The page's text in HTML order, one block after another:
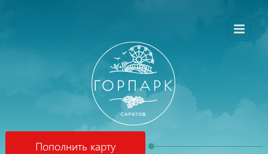
Пополнить карту